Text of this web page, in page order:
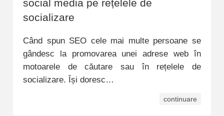
social media pe rețelele de
socializare
Când spun SEO cele mai multe persoane se
gândesc la promovarea unei adrese web în
motoarele de căutare sau în rețelele de
socializare. Își doresc…
continuare